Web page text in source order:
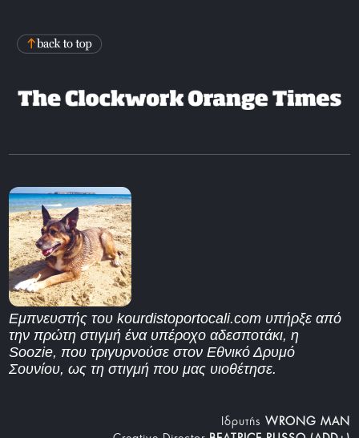
Εμπνευστής του kourdistoportocali.com υπήρξε από
την πρώτη στιγμή ένα υπέροχο αδεσποτάκι, η
Soozie, που τριγυρνούσε στον Εθνικό Δρυμό
Σουνίου, ως τη στιγμή που μας υιοθέτησε.
Iδρυτής WRONG MAN